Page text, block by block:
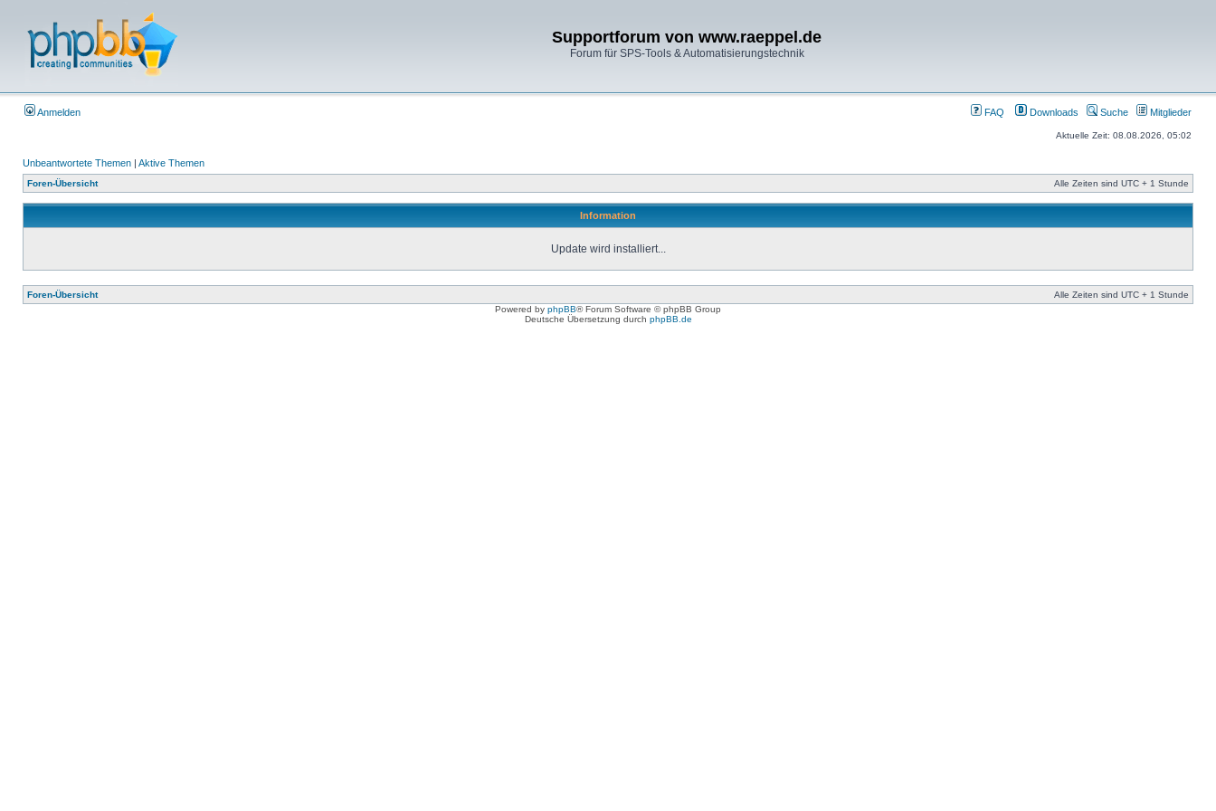
Supportforum von www.raeppel.de
Forum für SPS-Tools & Automatisierungstechnik
Anmelden FAQ Downloads Suche Mitglieder
Aktuelle Zeit: 08.08.2026, 05:02
Unbeantwortete Themen | Aktive Themen
Foren-Übersicht Alle Zeiten sind UTC + 1 Stunde
Information
Update wird installiert...
Foren-Übersicht
Alle Zeiten sind UTC + 1 Stunde
Powered by phpBB® Forum Software © phpBB Group
Deutsche Übersetzung durch phpBB.de